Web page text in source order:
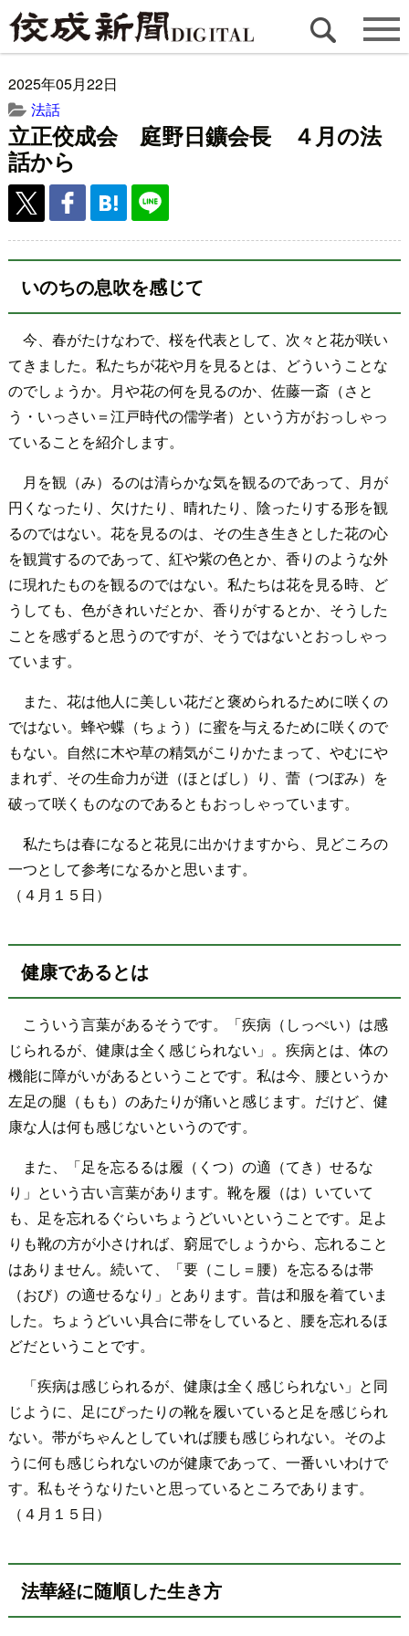
2025年05月22日
法話
立正佼成会 庭野日鑛会長 ４月の法
話から
いのちの息吹を感じて
今、春がたけなわで、桜を代表として、次々と花が咲い
てきました。私たちが花や月を見るとは、どういうことな
のでしょうか。月や花の何を見るのか、佐藤一斎（さと
う・いっさい＝江戸時代の儒学者）という方がおっしゃっ
ていることを紹介します。
月を観（み）るのは清らかな気を観るのであって、月が
円くなったり、欠けたり、晴れたり、陰ったりする形を観
るのではない。花を見るのは、その生き生きとした花の心
を観賞するのであって、紅や紫の色とか、香りのような外
に現れたものを観るのではない。私たちは花を見る時、ど
うしても、色がきれいだとか、香りがするとか、そうした
ことを感ずると思うのですが、そうではないとおっしゃっ
ています。
また、花は他人に美しい花だと褒められるために咲くの
ではない。蜂や蝶（ちょう）に蜜を与えるために咲くので
もない。自然に木や草の精気がこりかたまって、やむにや
まれず、その生命力が迸（ほとばし）り、蕾（つぼみ）を
破って咲くものなのであるともおっしゃっています。
私たちは春になると花見に出かけますから、見どころの
一つとして参考になるかと思います。
（４月１５日）
健康であるとは
こういう言葉があるそうです。「疾病（しっぺい）は感
じられるが、健康は全く感じられない」。疾病とは、体の
機能に障がいがあるということです。私は今、腰というか
左足の腿（もも）のあたりが痛いと感じます。だけど、健
康な人は何も感じないというのです。
また、「足を忘るるは履（くつ）の適（てき）せるな
り」という古い言葉があります。靴を履（は）いていて
も、足を忘れるぐらいちょうどいいということです。足よ
りも靴の方が小さければ、窮屈でしょうから、忘れること
はありません。続いて、「要（こし＝腰）を忘るるは帯
（おび）の適せるなり」とあります。昔は和服を着ていま
した。ちょうどいい具合に帯をしていると、腰を忘れるほ
どだということです。
「疾病は感じられるが、健康は全く感じられない」と同
じように、足にぴったりの靴を履いていると足を感じられ
ない。帯がちゃんとしていれば腰も感じられない。そのよ
うに何も感じられないのが健康であって、一番いいわけで
す。私もそうなりたいと思っているところであります。
（４月１５日）
法華経に随順した生き方